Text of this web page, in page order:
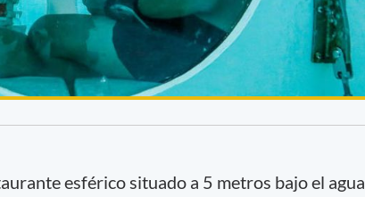
esférico situado a 5 metros bajo el agua